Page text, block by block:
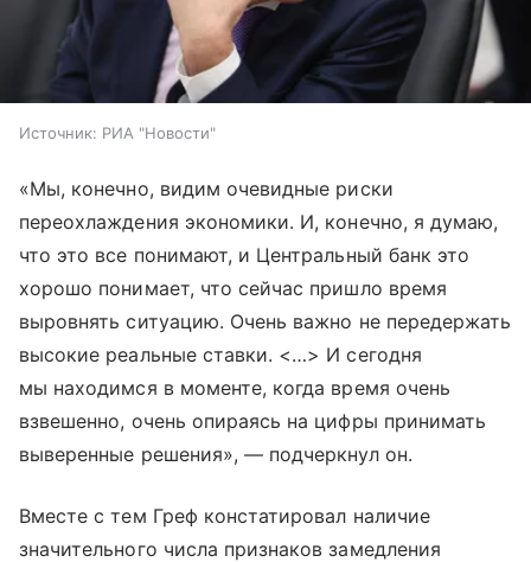
Источник: РИА "Новости"
«Мы, конечно, видим очевидные риски
переохлаждения экономики. И, конечно, я думаю,
что это все понимают, и Центральный банк это
хорошо понимает, что сейчас пришло время
выровнять ситуацию. Очень важно не передержать
высокие реальные ставки. <…> И сегодня
мы находимся в моменте, когда время очень
взвешенно, очень опираясь на цифры принимать
выверенные решения», — подчеркнул он.
Вместе с тем Греф констатировал наличие
значительного числа признаков замедления